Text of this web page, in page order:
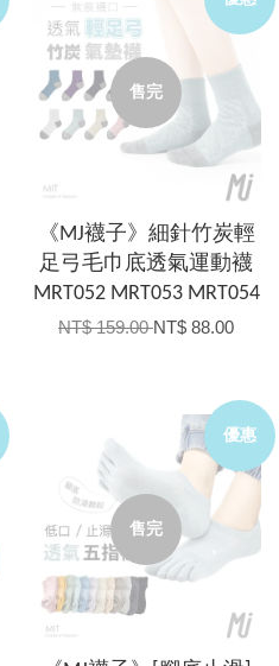
售完
《MJ襪子》細針竹炭輕
足弓毛巾底透氣運動襪
MRT052 MRT053 MRT054
NT$ 159.00NT$ 88.00
優惠
售完